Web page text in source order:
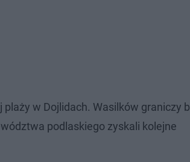
w Dojlidach. Wasilków graniczy
podlaskiego zyskali kolejne